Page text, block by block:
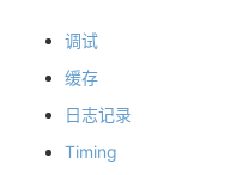
调试
缓存
日志记录
Timing